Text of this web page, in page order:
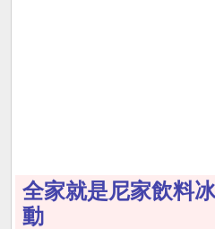
全家就是尼家飲料
動